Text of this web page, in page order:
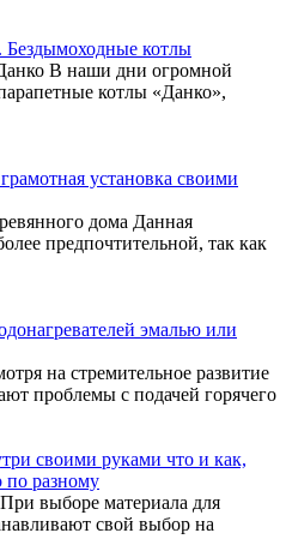
Бездымоходные котлы
В наши дни огромной
котлы «Данко»,
установка своими
дома Данная
предпочтительной, так как
эмалью или
на стремительное развитие
проблемы с подачей горячего
своими руками что и как,
по разному
выборе материала для
свой выбор на